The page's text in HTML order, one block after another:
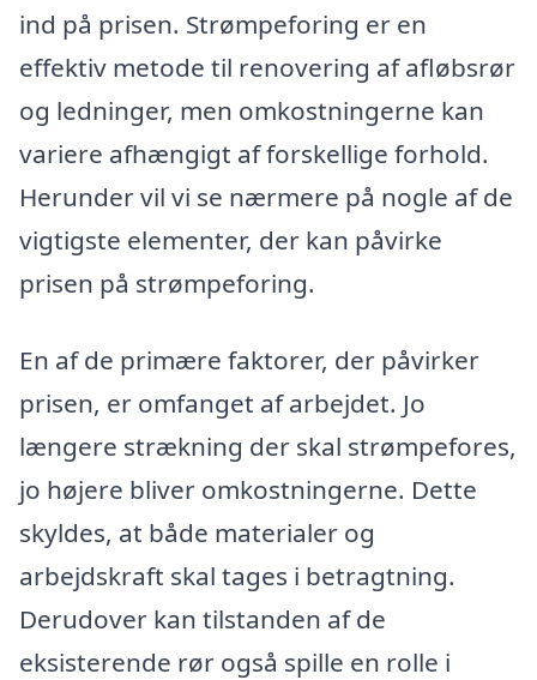
ind på prisen. Strømpeforing er en
effektiv metode til renovering af afløbsrør
og ledninger, men omkostningerne kan
variere afhængigt af forskellige forhold.
Herunder vil vi se nærmere på nogle af de
vigtigste elementer, der kan påvirke
prisen på strømpeforing.
En af de primære faktorer, der påvirker
prisen, er omfanget af arbejdet. Jo
længere strækning der skal strømpefores,
jo højere bliver omkostningerne. Dette
skyldes, at både materialer og
arbejdskraft skal tages i betragtning.
Derudover kan tilstanden af de
eksisterende rør også spille en rolle i